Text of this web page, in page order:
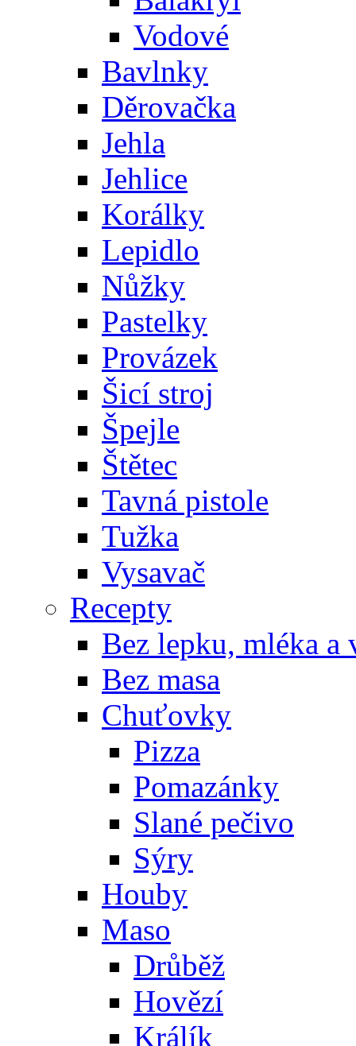
Vodové
Bavlnky
Děrovačka
Jehla
Jehlice
Korálky
Lepidlo
Nůžky
Pastelky
Provázek
Šicí stroj
Špejle
Štětec
Tavná pistole
Tužka
Vysavač
Recepty
Bez lepku, mléka a
Bez masa
Chuťovky
Pizza
Pomazánky
Slané pečivo
Sýry
Houby
Maso
Drůběž
Hovězí
Králík